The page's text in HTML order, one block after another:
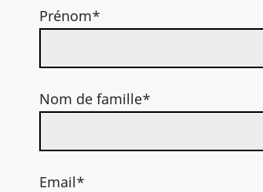
Prénom*
Nom de famille*
Email*